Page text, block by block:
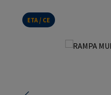
ETA / CE
Bildergalerie überspringen